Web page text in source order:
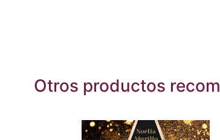
Otros productos